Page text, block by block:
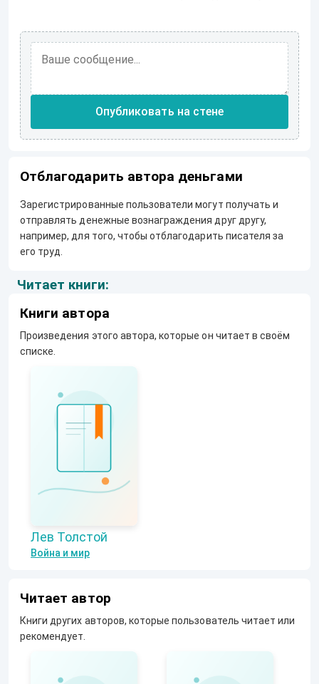
Опубликовать на стене
Отблагодарить автора деньгами
Зарегистрированные пользователи могут получать и
отправлять денежные вознаграждения друг другу,
например, для того, чтобы отблагодарить писателя за
его труд.
Читает книги:
Книги автора
Произведения этого автора, которые он читает в своём
списке.
Лев Толстой
Война и мир
Читает автор
Книги других авторов, которые пользователь читает или
рекомендует.